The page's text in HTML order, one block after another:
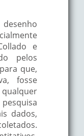
e
pelos
que,
fosse
dados,